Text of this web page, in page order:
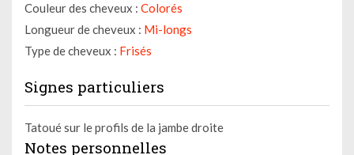
Couleur des cheveux : Colorés
Longueur de cheveux : Mi-longs
Type de cheveux : Frisés
Signes particuliers
Tatoué sur le profils de la jambe droite
Notes personnelles